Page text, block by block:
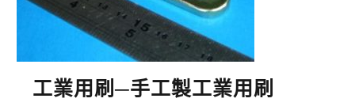
工業用刷─手工製工業用刷